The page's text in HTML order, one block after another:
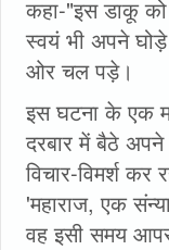
कहा-"इस डाकू
स्वयं भी अपने
ओर चल पड़े।
इस घटना के एक
दरबार में बैठे
विचार-विमर्श कर
'महाराज, एक
वह इसी समय